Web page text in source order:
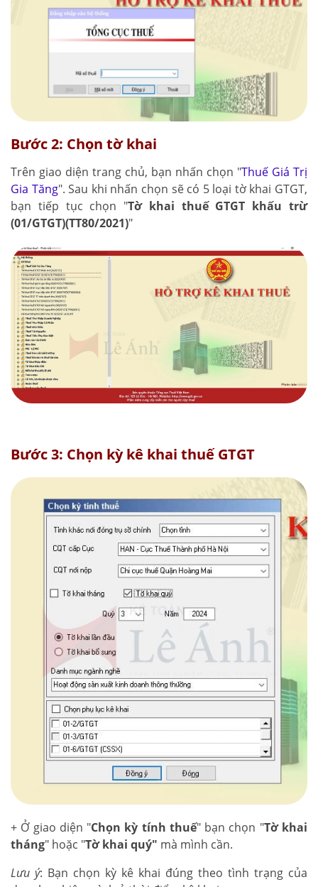
Bước 2: Chọn tờ khai
Trên giao diện trang chủ, bạn nhấn chọn "Thuế Giá Trị
Gia Tăng". Sau khi nhấn chọn sẽ có 5 loại tờ khai GTGT,
bạn tiếp tục chọn "Tờ khai thuế GTGT khấu trừ
(01/GTGT)(TT80/2021)"
Bước 3: Chọn kỳ kê khai thuế GTGT
+ Ở giao diện "Chọn kỳ tính thuế" bạn chọn "Tờ khai
tháng" hoặc "Tờ khai quý" mà mình cần.
Lưu ý: Bạn chọn kỳ kê khai đúng theo tình trạng của